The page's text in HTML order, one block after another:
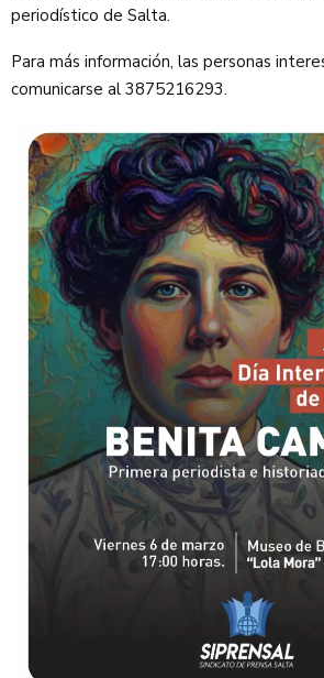
periodístico de Salta.
Para más información, las personas
comunicarse al 3875216293.